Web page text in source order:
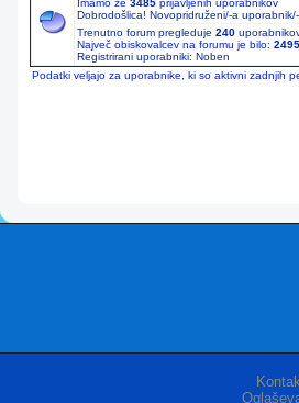
Imamo že 3485 prijavljenih uporabnikov
Dobrodošlica! Novopridruženi/-a
Trenutno forum pregleduje 240
Največ obiskovalcev na forumu je bilo: 2495
Registrirani uporabniki: Noben
Podatki veljajo za uporabnike, ki so aktivni zadnjih